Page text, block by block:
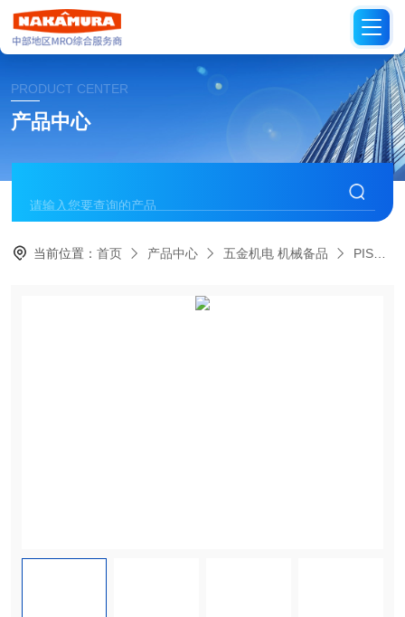
PRODUCT CENTER
产品中心
当前位置：首页 产品中心 五金机电 机械备品 PISCO日本碧铄科